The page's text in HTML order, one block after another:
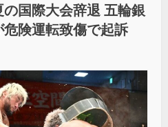
国際大会辞退 五輪銀
険運転致傷で起訴